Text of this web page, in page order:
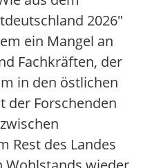
2026"
ein Mangel an
Fachkräften, der
in den östlichen
der Forschenden
Rest des Landes